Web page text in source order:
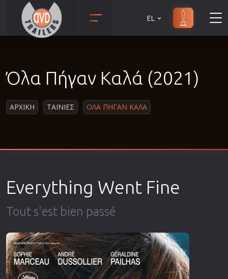
Αισθηματικές
Αστυνομικές
Δράσης
Επιστημονικής Φαντασίας
Εποχής
Ερωτικές
EL
Όλα Πήγαν Καλά (2021)
ΑΡΧΙΚΗ ΤΑΙΝΙΕΣ ΟΛΑ ΠΗΓΑΝ ΚΑΛΑ
Everything Went Fine
Tout s'est bien passé